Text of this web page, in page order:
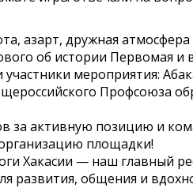
азарт, дружная
об истории Первомая и
мероприятия:
Профсоюза
за активную позицию и
площадки!
Хакасии — наш главный
развития, общения и